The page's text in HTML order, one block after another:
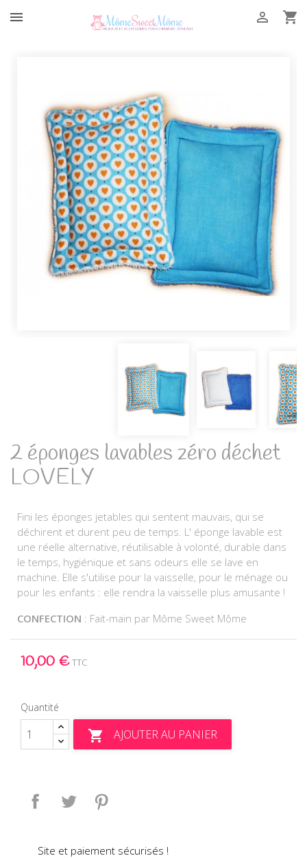
 

2 éponges lavables zéro déchet
LOVELY
Fini les éponges jetables qui sentent mauvais, qui se
déchirent et durent peu de temps. L' éponge lavable est
une réelle alternative, réutilisable à volonté, durable dans
le temps, hygiénique et sans odeurs elle se lave en
machine. Elle s'utilise pour la vaisselle, pour le ménage ou
pour les enfants : elle rendra la vaisselle plus amusante !
CONFECTION : Fait-main par Môme Sweet Môme
10,00 €TTC
Quantité
 AJOUTER AU PANIER
Partager Tweet
Site et paiement sécurisés !